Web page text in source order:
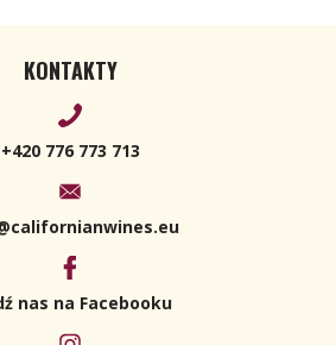
KONTAKTY
+420 776 773 713
nas na Facebooku